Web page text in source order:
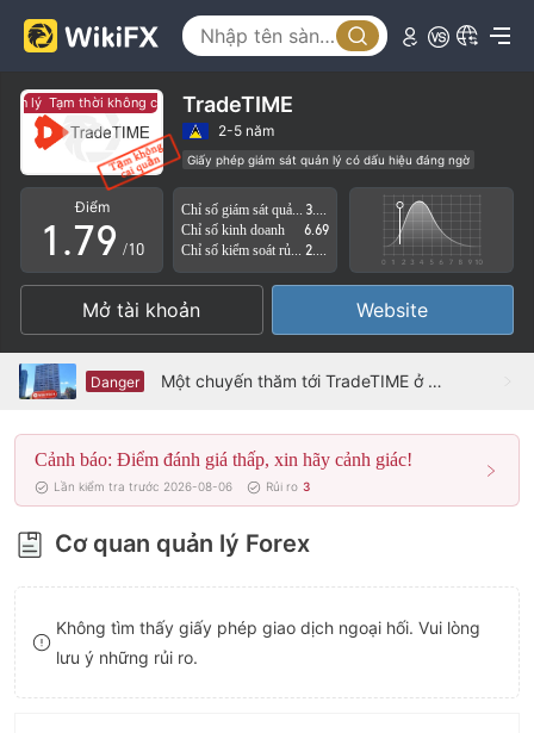
lý Tạm thời không có giám sát quản lý
TradeTIME
2-5 năm
Giấy phép giám sát quản lý có dấu hiệu đáng ngờ
Lĩnh vực nghiệp vụ đáng ngờ
Nguy cơ rủi ro cao
Điểm
0
1
2
3
4
5
6
7
8
9
.
3
4
5
6
7
8
9
5
6
7
8
9 /10
Chỉ số kinh doanh
6.69
Mở tài khoản Website
Danger Một chuyến thăm tới TradeTIME ở Thổ Nhĩ Kỳ – Không tìm thấy văn phòng
Cảnh báo: Điểm đánh giá thấp, xin hãy cảnh giác!
Lần kiểm tra trước 2026-08-06 Rủi ro 3
Cơ quan quản lý Forex
Không tìm thấy giấy phép giao dịch ngoại hối. Vui lòng
lưu ý những rủi ro.